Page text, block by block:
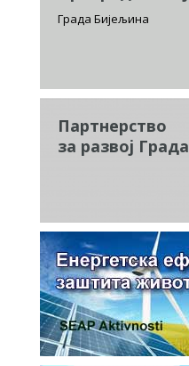
Града Бијељина
Партнерство
за развој Града